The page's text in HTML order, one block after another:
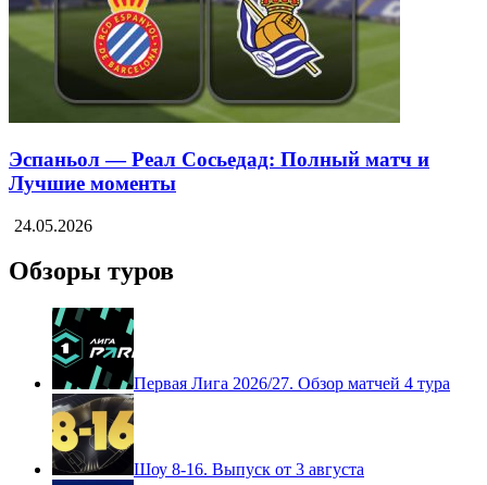
Эспаньол — Реал Сосьедад: Полный матч и
Лучшие моменты
24.05.2026
Обзоры туров
Первая Лига 2026/27. Обзор матчей 4 тура
Шоу 8-16. Выпуск от 3 августа